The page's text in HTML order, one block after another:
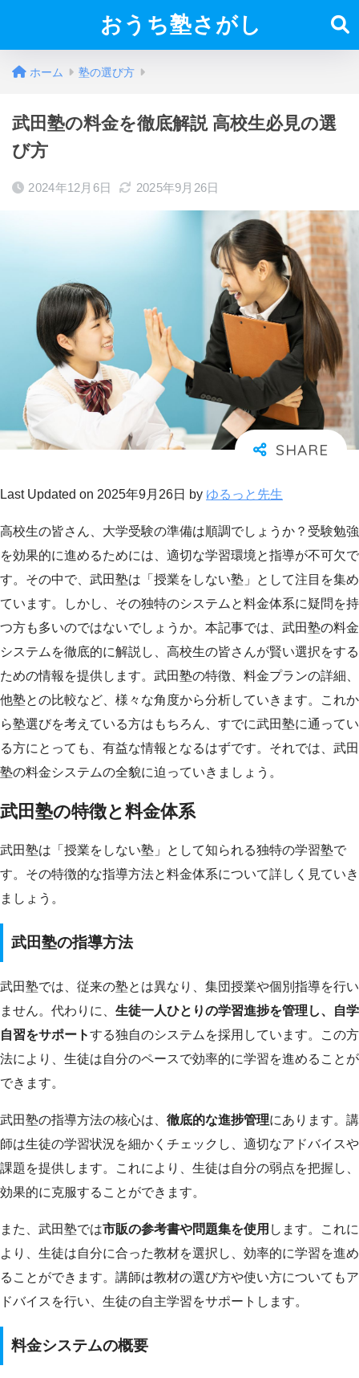
おうち塾さがし
ホーム 塾の選び方
武田塾の料金を徹底解説 高校生必見の選
び方
2024年12月6日 2025年9月26日
Last Updated on 2025年9月26日 by ゆるっと先生
高校生の皆さん、大学受験の準備は順調でしょうか？受験勉強
を効果的に進めるためには、適切な学習環境と指導が不可欠で
す。その中で、武田塾は「授業をしない塾」として注目を集め
ています。しかし、その独特のシステムと料金体系に疑問を持
つ方も多いのではないでしょうか。本記事では、武田塾の料金
システムを徹底的に解説し、高校生の皆さんが賢い選択をする
ための情報を提供します。武田塾の特徴、料金プランの詳細、
他塾との比較など、様々な角度から分析していきます。これか
ら塾選びを考えている方はもちろん、すでに武田塾に通ってい
る方にとっても、有益な情報となるはずです。それでは、武田
塾の料金システムの全貌に迫っていきましょう。
武田塾の特徴と料金体系
武田塾は「授業をしない塾」として知られる独特の学習塾で
す。その特徴的な指導方法と料金体系について詳しく見ていき
ましょう。
武田塾の指導方法
武田塾では、従来の塾とは異なり、集団授業や個別指導を行い
ません。代わりに、 生徒一人ひとりの学習進捗を管理し、自学
自習をサポートする独自のシステムを採用しています。この方
法により、生徒は自分のペースで効率的に学習を進めることが
できます。
武田塾の指導方法の核心は、 徹底的な進捗管理にあります。講
師は生徒の学習状況を細かくチェックし、適切なアドバイスや
課題を提供します。これにより、生徒は自分の弱点を把握し、
効果的に克服することができます。
また、武田塾では市販の参考書や問題集を使用 します。これに
より、生徒は自分に合った教材を選択し、効率的に学習を進め
ることができます。講師は教材の選び方や使い方についてもア
ドバイスを行い、生徒の自主学習をサポートします。
料金システムの概要